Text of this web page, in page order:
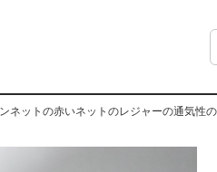
ネットの赤いネットのレジャーの通気性